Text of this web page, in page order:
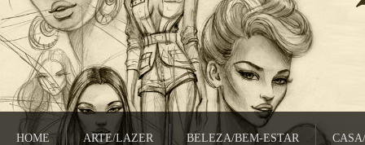
HOME ARTE/LAZER BELEZA/BEM-ESTAR